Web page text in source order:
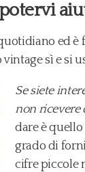
ed è
sì e si
Se siete
non ricevere
dare è
grado di
cifre piccole